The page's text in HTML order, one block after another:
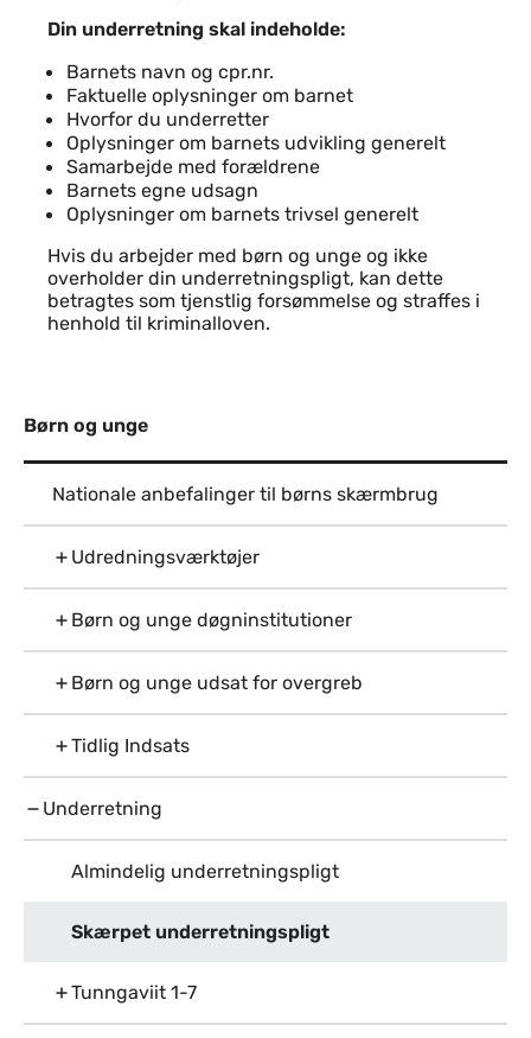
Din underretning skal indeholde:
Barnets navn og cpr.nr.
Faktuelle oplysninger om barnet
Hvorfor du underretter
Oplysninger om barnets udvikling generelt
Samarbejde med forældrene
Barnets egne udsagn
Oplysninger om barnets trivsel generelt
Hvis du arbejder med børn og unge og ikke
overholder din underretningspligt, kan dette
betragtes som tjenstlig forsømmelse og straffes i
henhold til kriminalloven.
Børn og unge
Nationale anbefalinger til børns skærmbrug
Udredningsværktøjer
Børn og unge døgninstitutioner
Børn og unge udsat for overgreb
Tidlig Indsats
Underretning
Almindelig underretningspligt
Skærpet underretningspligt
Tunngaviit 1-7